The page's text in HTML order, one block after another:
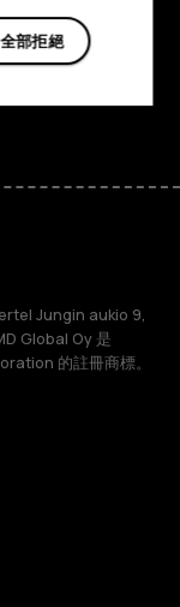
Jungin aukio 9,
Global Oy 是
的註冊商標。
全部拒絕